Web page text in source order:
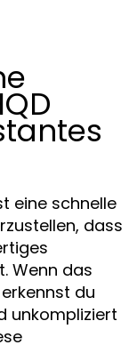
eine schnelle
dass
Wenn das
du
unkompliziert